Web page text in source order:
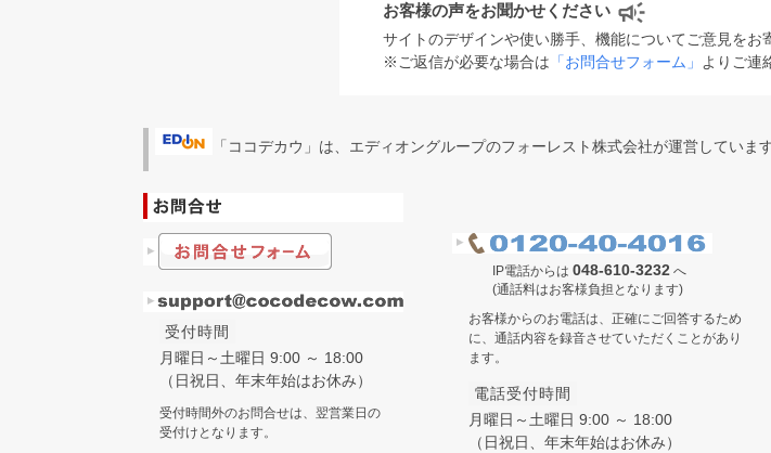
お客様の声をお聞かせください
サイトのデザインや使い勝手、機能についてご意見をお
※ご返信が必要な場合は 「お問合せフォーム」 よりご連
「ココデカウ」は、エディオングループのフォーレスト株式会社が運営していま
受付時間
月曜日～土曜日 9:00 ～ 18:00
（日祝日、年末年始はお休み）
受付時間外のお問合せは、翌営業日の
受付けとなります。
IP電話からは 048-610-3232 へ
(通話料はお客様負担となります)
お客様からのお電話は、正確にご回答するため
に、通話内容を録音させていただくことがあり
ます。
電話受付時間
月曜日～土曜日 9:00 ～ 18:00
（日祝日、年末年始はお休み）